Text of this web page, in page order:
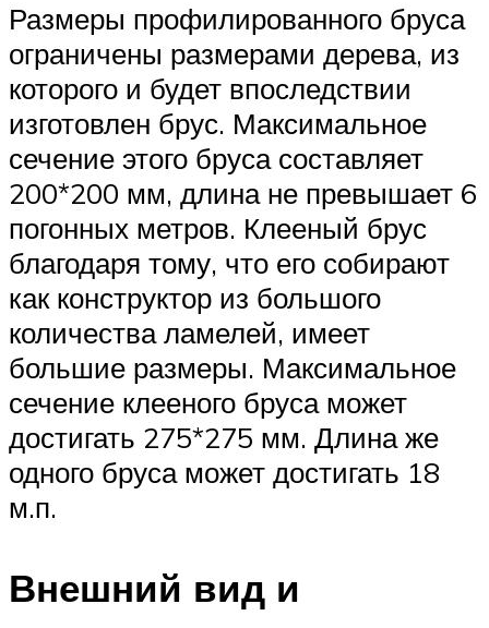
Размеры профилированного бруса
ограничены размерами дерева, из
которого и будет впоследствии
изготовлен брус. Максимальное
сечение этого бруса составляет
200*200 мм, длина не превышает 6
погонных метров. Клееный брус
благодаря тому, что его собирают
как конструктор из большого
количества ламелей, имеет
большие размеры. Максимальное
сечение клееного бруса может
достигать 275*275 мм. Длина же
одного бруса может достигать 18
м.п.
Внешний вид и